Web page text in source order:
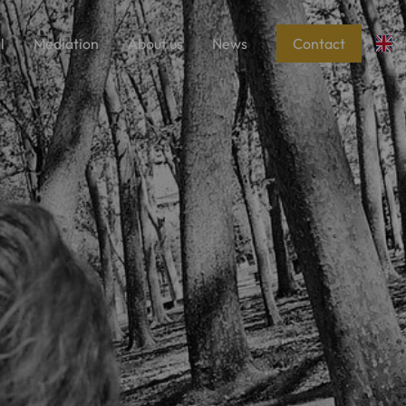
Mediation About us News Contact